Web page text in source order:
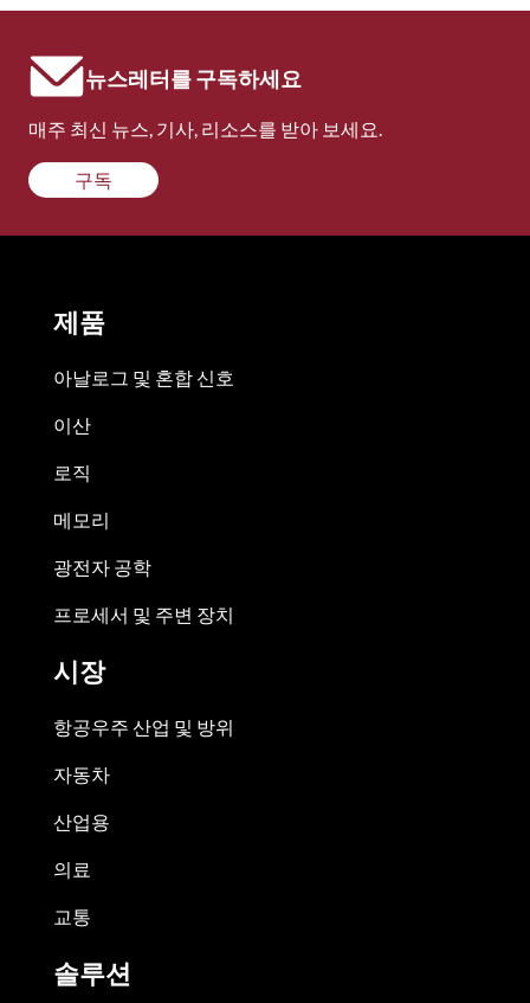
뉴스레터를 구독하세요
매주 최신 뉴스, 기사, 리소스를 받아 보세요.
구독
제품
아날로그 및 혼합 신호
이산
로직
메모리
광전자 공학
프로세서 및 주변 장치
시장
항공우주 산업 및 방위
자동차
산업용
의료
교통
솔루션